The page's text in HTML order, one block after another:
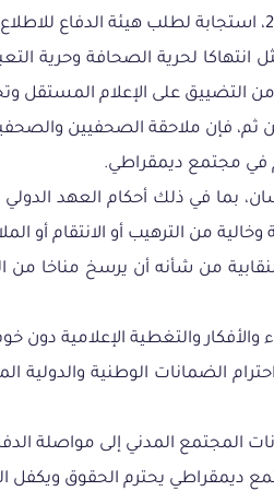
لحرية الصحافة وحرية
التضييق على الإعلام المستقل
ثم، فإن ملاحقة الصحفيين
في مجتمع ديمقراطي.
بما في ذلك أحكام العهد
من الترهيب أو الانتقام أو
من شأنه أن يرسخ مناخا من
والتغطية الإعلامية دون
الوطنية والدولية
المجتمع المدني إلى مواصلة
ديمقراطي يحترم الحقوق ويكفل